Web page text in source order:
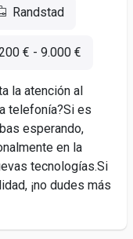
Randstad
€ - 9.000 €
la atención al
telefonía?Si es
esperando,
en la
tecnologías.Si
¡no dudes más